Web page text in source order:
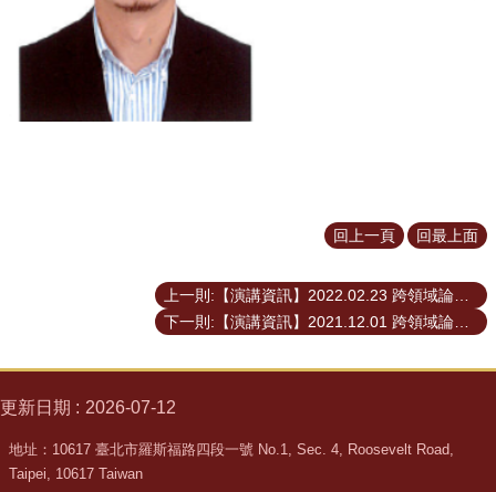
回上一頁 回最上面
更新日期 2026-07-12
地址：10617 臺北市羅斯福路四段一號 No.1, Sec. 4, Roosevelt Road,
Taipei, 10617 Taiwan